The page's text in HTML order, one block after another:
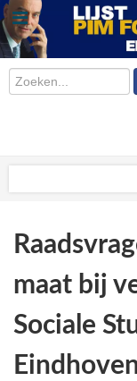
Zoeken...
maat bij
Sociale